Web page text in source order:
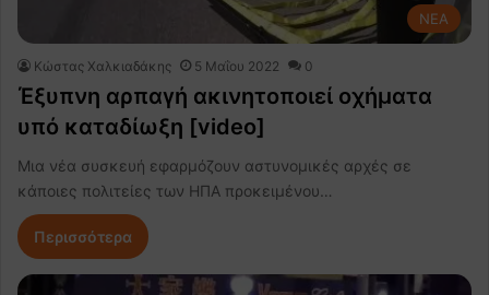
NEA
Κώστας Χαλκιαδάκης 5 Μαΐου 2022 0
Έξυπνη αρπαγή ακινητοποιεί οχήματα
υπό καταδίωξη [video]
Μια νέα συσκευή εφαρμόζουν αστυνομικές αρχές σε
κάποιες πολιτείες των ΗΠΑ προκειμένου…
Περισσότερα